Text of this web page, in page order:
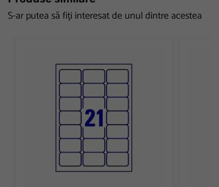
S-ar putea să fiți interesat de unul dintre acestea